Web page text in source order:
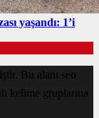
yaşandı: 1’i
Bu alanı seo
kelime gruplarına